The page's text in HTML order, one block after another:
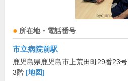
所在地・電話番号
市立病院前駅
鹿児島県鹿児島市上荒田町29番23号
3階 [地図]